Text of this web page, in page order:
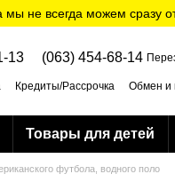
не всегда можем сразу
13 (063) 454-68-14
Кредиты/Рассрочка Обмен и
Товары для детей
футбола, водного поло